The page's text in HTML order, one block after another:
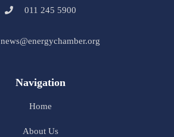
011 245 5900
news@energychamber.org
Navigation
Home
About Us